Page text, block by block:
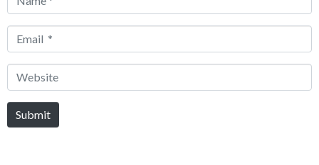
Email
Website
Submit